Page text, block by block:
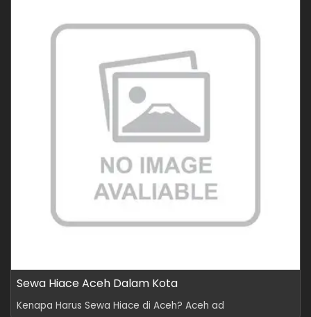
Sewa Hiace Aceh Dalam Kota
Kenapa Harus Sewa Hiace di Aceh? Aceh ad